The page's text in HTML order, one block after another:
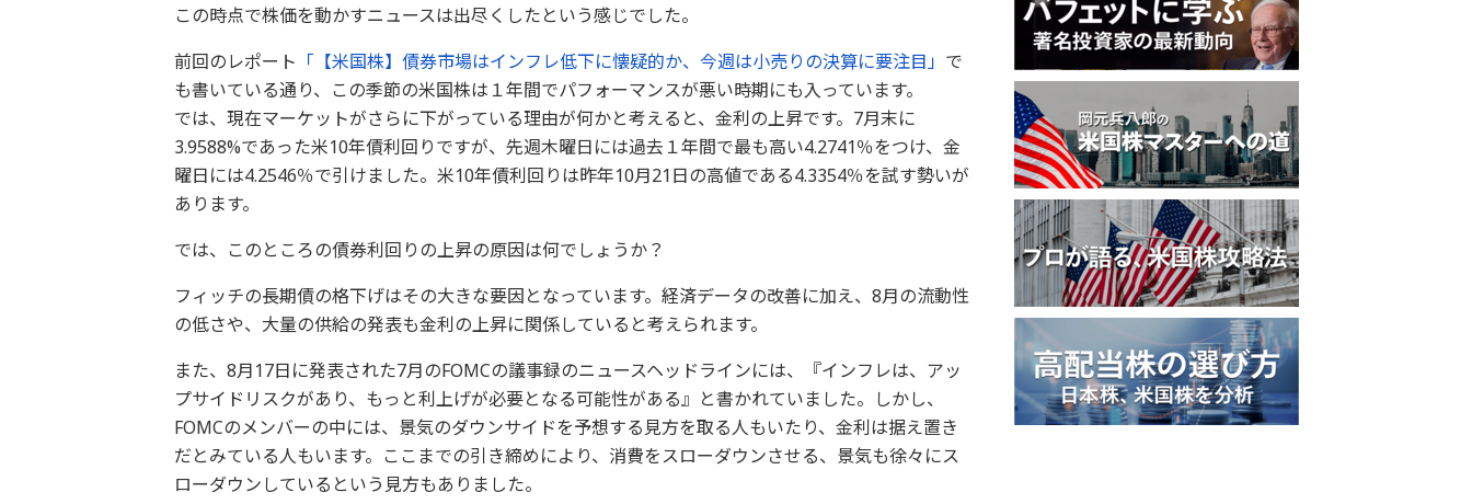
この時点で株価を動かすニュースは出尽くしたという感じでした。
前回のレポート 「【米国株】債券市場はインフレ低下に懐疑的か、今週は小売りの決算に要注目」 で
も書いている通り、この季節の米国株は１年間でパフォーマンスが悪い時期にも入っています。
では、現在マーケットがさらに下がっている理由が何かと考えると、金利の上昇です。7月末に
3.9588%であった米10年債利回りですが、先週木曜日には過去１年間で最も高い4.2741％をつけ、金
曜日には4.2546％で引けました。米10年債利回りは昨年10月21日の高値である4.3354％を試す勢いが
あります。
では、このところの債券利回りの上昇の原因は何でしょうか？
フィッチの長期債の格下げはその大きな要因となっています。経済データの改善に加え、8月の流動性
の低さや、大量の供給の発表も金利の上昇に関係していると考えられます。
また、8月17日に発表された7月のFOMCの議事録のニュースヘッドラインには、『インフレは、アッ
プサイドリスクがあり、もっと利上げが必要となる可能性がある』と書かれていました。しかし、
FOMCのメンバーの中には、景気のダウンサイドを予想する見方を取る人もいたり、金利は据え置き
だとみている人もいます。ここまでの引き締めにより、消費をスローダウンさせる、景気も徐々にス
ローダウンしているという見方もありました。